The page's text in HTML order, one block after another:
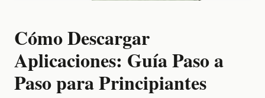
Cómo Descargar
Aplicaciones: Guía Paso a
Paso para Principiantes